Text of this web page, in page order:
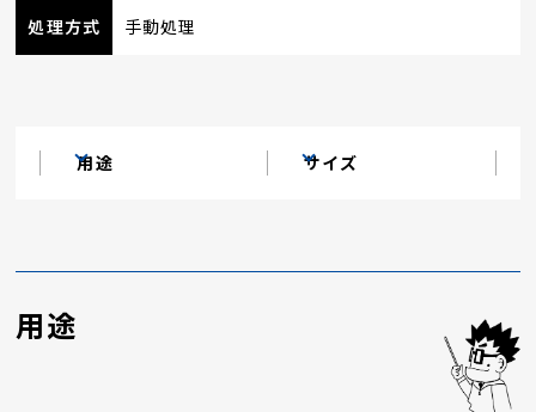
処理方式 手動処理
用途 サイズ
用途